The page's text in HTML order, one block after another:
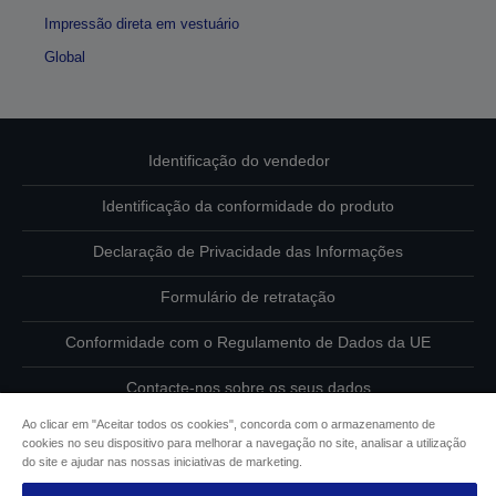
Impressão direta em vestuário
Global
Identificação do vendedor
Identificação da conformidade do produto
Declaração de Privacidade das Informações
Formulário de retratação
Conformidade com o Regulamento de Dados da UE
Contacte-nos sobre os seus dados
Informações sobre cookies
Ao clicar em "Aceitar todos os cookies", concorda com o armazenamento de
cookies no seu dispositivo para melhorar a navegação no site, analisar a utilização
do site e ajudar nas nossas iniciativas de marketing.